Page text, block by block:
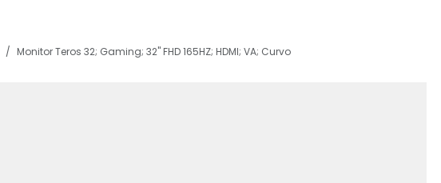
Monitor Teros 32; Gaming; 32" FHD 165HZ; HDMI; VA; Curvo